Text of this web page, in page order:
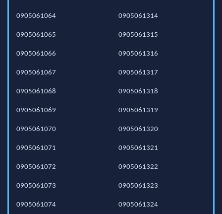
0905061064
0905061065
0905061066
0905061067
0905061068
0905061069
0905061070
0905061071
0905061072
0905061073
0905061074
0905061314
0905061315
0905061316
0905061317
0905061318
0905061319
0905061320
0905061321
0905061322
0905061323
0905061324